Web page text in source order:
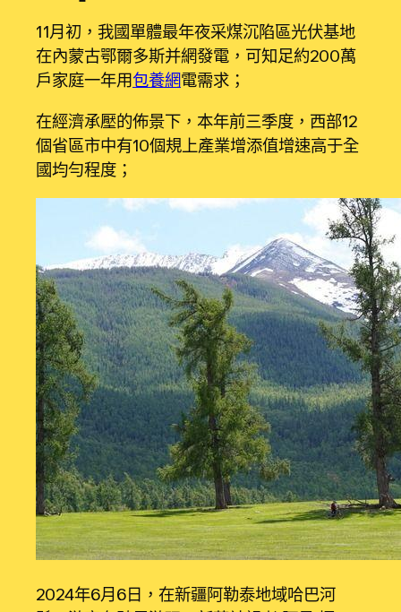
11月初，我國單體最年夜采煤沉陷區光伏基地
在內蒙古鄂爾多斯并網發電，可知足約200萬
戶家庭一年用包養網電需求；
在經濟承壓的佈景下，本年前三季度，西部12
個省區市中有10個規上產業增添值增速高于全
國均勻程度；
2024年6月6日，在新疆阿勒泰地域哈巴河